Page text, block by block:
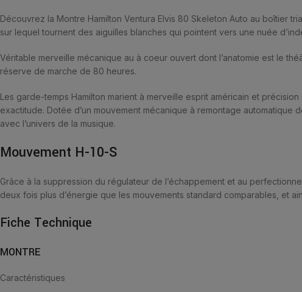
Découvrez la Montre Hamilton Ventura Elvis 80 Skeleton Auto au boîtier
sur lequel tournent des aiguilles blanches qui pointent vers une nuée
Véritable merveille mécanique au à coeur ouvert dont l’anatomie est le
réserve de marche de 80 heures.
Les garde-temps Hamilton marient à merveille esprit américain et
exactitude. Dotée d’un mouvement mécanique à remontage
avec l’univers de la musique.
Mouvement H-10-S
Grâce à la suppression du régulateur de l’échappement et au
deux fois plus d’énergie que les mouvements standard comparables, et
Fiche Technique
MONTRE
Caractéristiques